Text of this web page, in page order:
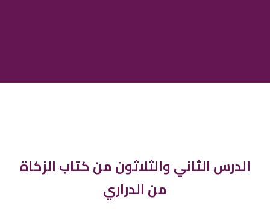
الدرس الثاني والثلاثون من كتاب الزكاة
من الدراري